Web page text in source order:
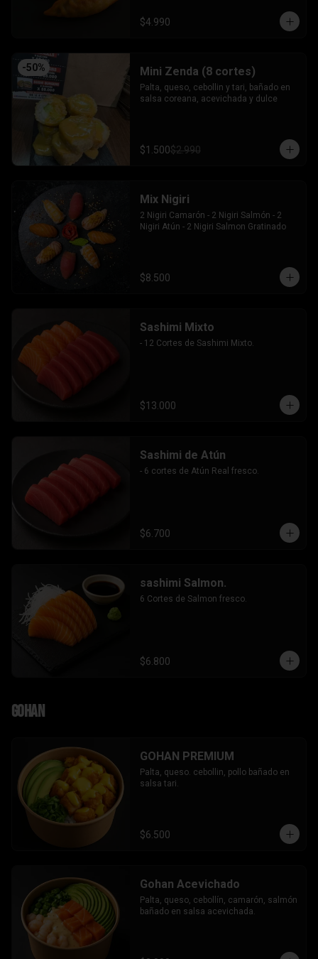
$4.990
-50% Mini Zenda (8 cortes)
Palta, queso, cebollin y tari, bañado en
salsa coreana, acevichada y dulce
$1.500$2.990
Mix Nigiri
2 Nigiri Camarón - 2 Nigiri Salmón - 2
Nigiri Atún - 2 Nigiri Salmon Gratinado
$8.500
Sashimi Mixto
- 12 Cortes de Sashimi Mixto.
$13.000
Sashimi de Atún
- 6 cortes de Atún Real fresco.
$6.700
sashimi Salmon.
6 Cortes de Salmon fresco.
$6.800
Gohan
GOHAN PREMIUM
Palta, queso. cebollin, pollo bañado en
salsa tari.
$6.500
Gohan Acevichado
Palta, queso, cebollín, camarón, salmón
bañado en salsa acevichada.